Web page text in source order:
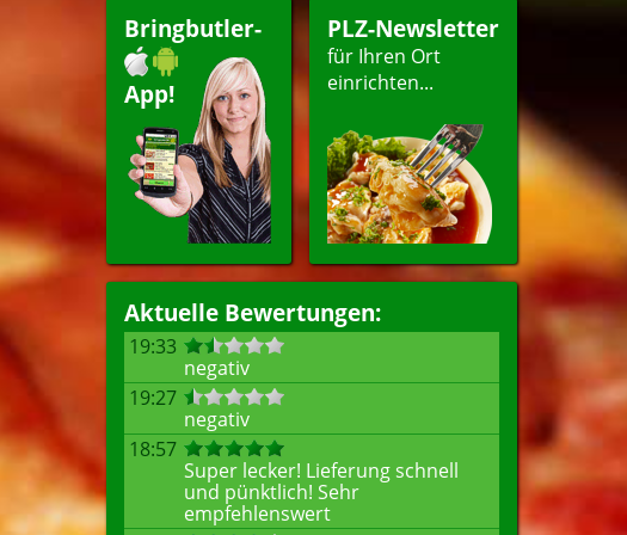
Bringbutler-
App!
PLZ-Newsletter
für Ihren Ort
einrichten...
Aktuelle Bewertungen:
19:33
negativ
19:27
negativ
18:57
Super lecker! Lieferung schnell
und pünktlich! Sehr
empfehlenswert